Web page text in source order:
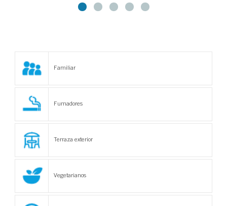
Familiar
Fumadores
Terraza exterior
Vegetarianos